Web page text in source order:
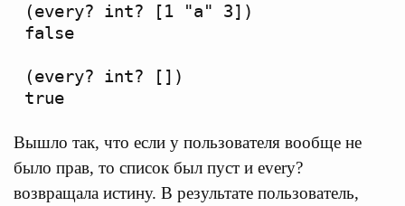
(every? int? [1 "a" 3])
false
(every? int? [])
Вышло так, что если у пользователя вообще не
было прав, то список был пуст и every?
возвращала истину. В результате пользователь,